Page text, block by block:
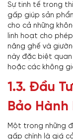
Sự tinh tế trong
gấp giúp sản
cho cả những
linh hoạt cho
năng ghế và
này đặc biệt
hoặc các không
1.3. Đầu
Bảo Hành
Một trong những
gấp chính là giá